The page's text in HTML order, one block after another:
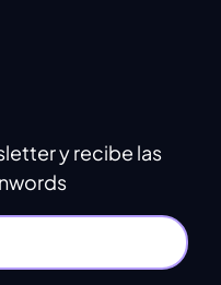
y recibe las